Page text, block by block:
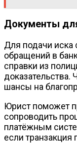
Документы
Для подачи иска
обращений в
справки из
шансы на
Юрист поможет
сопроводить
платёжным
если транзакция